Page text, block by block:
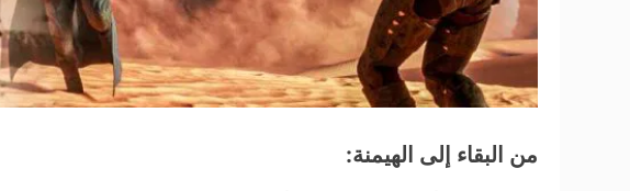
من البقاء إلى الهيمنة: